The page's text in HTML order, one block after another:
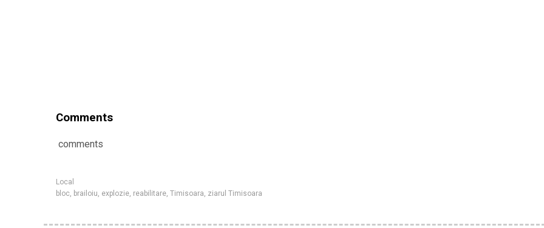
Comments
comments
Local
bloc, brailoiu, explozie, reabilitare, Timisoara, ziarul Timisoara